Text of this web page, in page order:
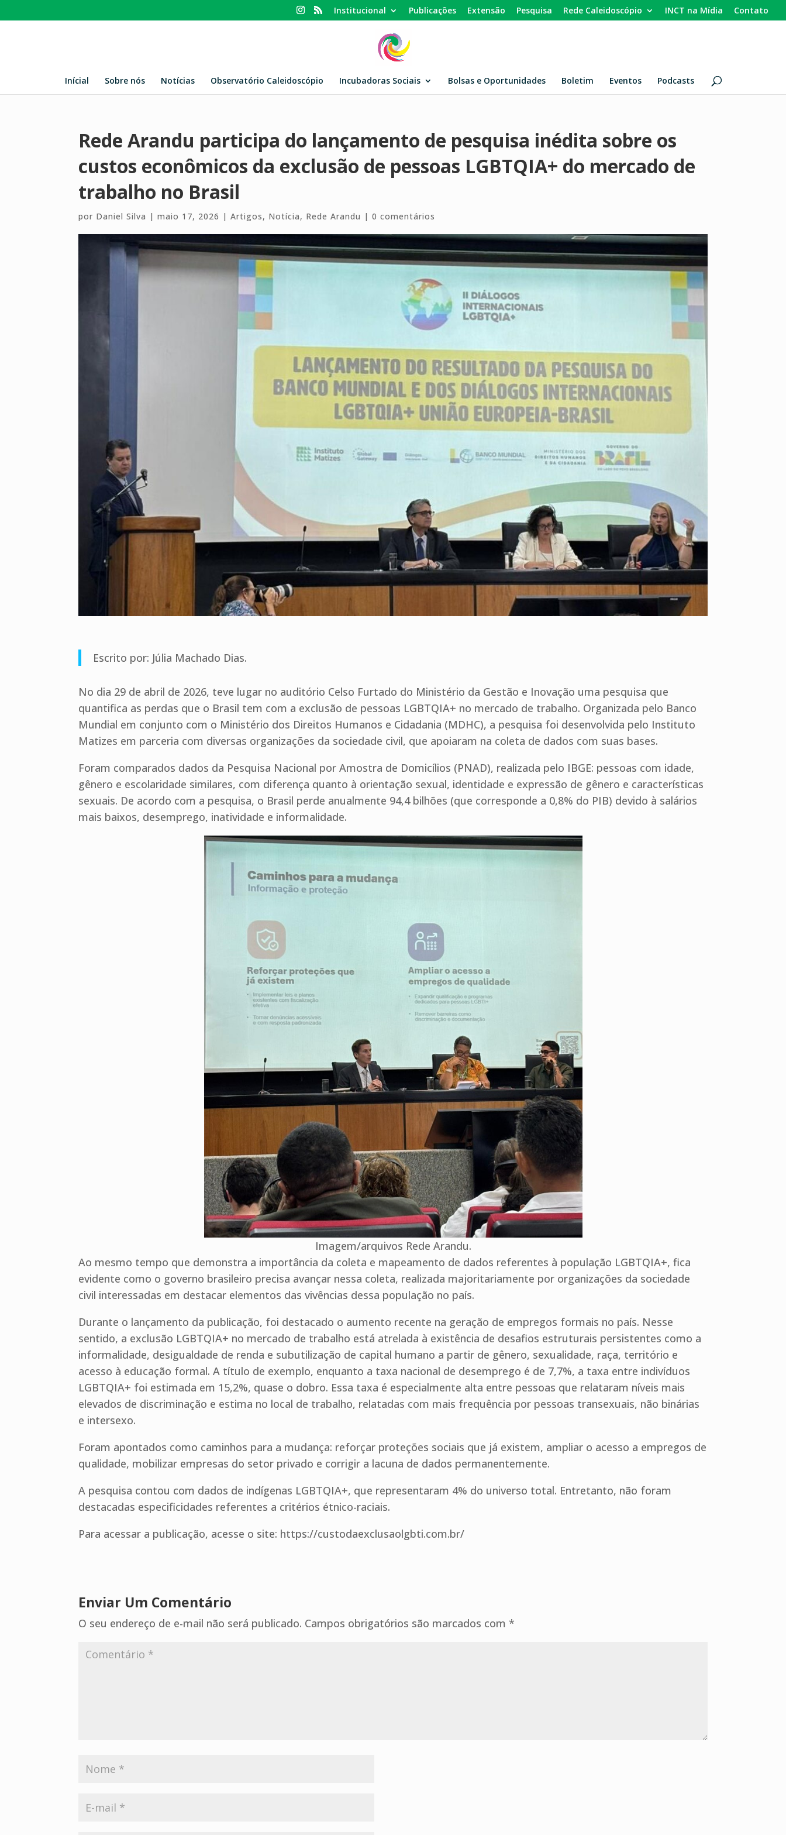
Institucional Publicações Extensão Pesquisa Rede Caleidoscópio INCT na Mídia Contato
Inícial Sobre nós Notícias Observatório Caleidoscópio Incubadoras Sociais Bolsas e Oportunidades Boletim Eventos Podcasts
Rede Arandu participa do lançamento de pesquisa inédita sobre os
custos econômicos da exclusão de pessoas LGBTQIA+ do mercado de
trabalho no Brasil
por Daniel Silva |maio 17, 2026 |Artigos, Notícia, Rede Arandu |0 comentários
Escrito por: Júlia Machado Dias.
No dia 29 de abril de 2026, teve lugar no auditório Celso Furtado do Ministério da Gestão e Inovação uma pesquisa que
quantifica as perdas que o Brasil tem com a exclusão de pessoas LGBTQIA+ no mercado de trabalho. Organizada pelo Banco
Mundial em conjunto com o Ministério dos Direitos Humanos e Cidadania (MDHC), a pesquisa foi desenvolvida pelo Instituto
Matizes em parceria com diversas organizações da sociedade civil, que apoiaram na coleta de dados com suas bases.
Foram comparados dados da Pesquisa Nacional por Amostra de Domicílios (PNAD), realizada pelo IBGE: pessoas com idade,
gênero e escolaridade similares, com diferença quanto à orientação sexual, identidade e expressão de gênero e características
sexuais. De acordo com a pesquisa, o Brasil perde anualmente 94,4 bilhões (que corresponde a 0,8% do PIB) devido à salários
mais baixos, desemprego, inatividade e informalidade.
Imagem/arquivos Rede Arandu.
Ao mesmo tempo que demonstra a importância da coleta e mapeamento de dados referentes à população LGBTQIA+, fica
evidente como o governo brasileiro precisa avançar nessa coleta, realizada majoritariamente por organizações da sociedade
civil interessadas em destacar elementos das vivências dessa população no país.
Durante o lançamento da publicação, foi destacado o aumento recente na geração de empregos formais no país. Nesse
sentido, a exclusão LGBTQIA+ no mercado de trabalho está atrelada à existência de desafios estruturais persistentes como a
informalidade, desigualdade de renda e subutilização de capital humano a partir de gênero, sexualidade, raça, território e
acesso à educação formal. A título de exemplo, enquanto a taxa nacional de desemprego é de 7,7%, a taxa entre indivíduos
LGBTQIA+ foi estimada em 15,2%, quase o dobro. Essa taxa é especialmente alta entre pessoas que relataram níveis mais
elevados de discriminação e estima no local de trabalho, relatadas com mais frequência por pessoas transexuais, não binárias
e intersexo.
Foram apontados como caminhos para a mudança: reforçar proteções sociais que já existem, ampliar o acesso a empregos de
qualidade, mobilizar empresas do setor privado e corrigir a lacuna de dados permanentemente.
A pesquisa contou com dados de indígenas LGBTQIA+, que representaram 4% do universo total. Entretanto, não foram
destacadas especificidades referentes a critérios étnico-raciais.
Para acessar a publicação, acesse o site: https://custodaexclusaolgbti.com.br/
Enviar Um Comentário
O seu endereço de e-mail não será publicado. Campos obrigatórios são marcados com*